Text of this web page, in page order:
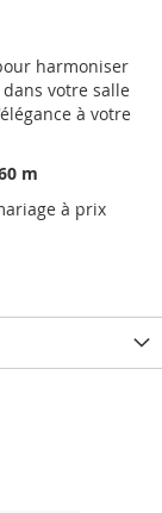
harmoniser
votre salle
à votre
m
à prix